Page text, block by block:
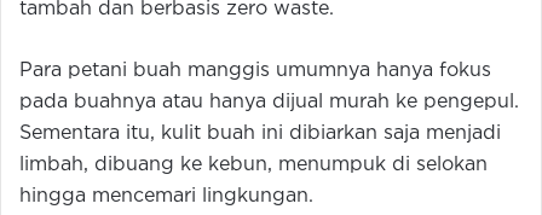
tambah dan berbasis zero waste.
Para petani buah manggis umumnya hanya fokus
pada buahnya atau hanya dijual murah ke pengepul.
Sementara itu, kulit buah ini dibiarkan saja menjadi
limbah, dibuang ke kebun, menumpuk di selokan
hingga mencemari lingkungan.